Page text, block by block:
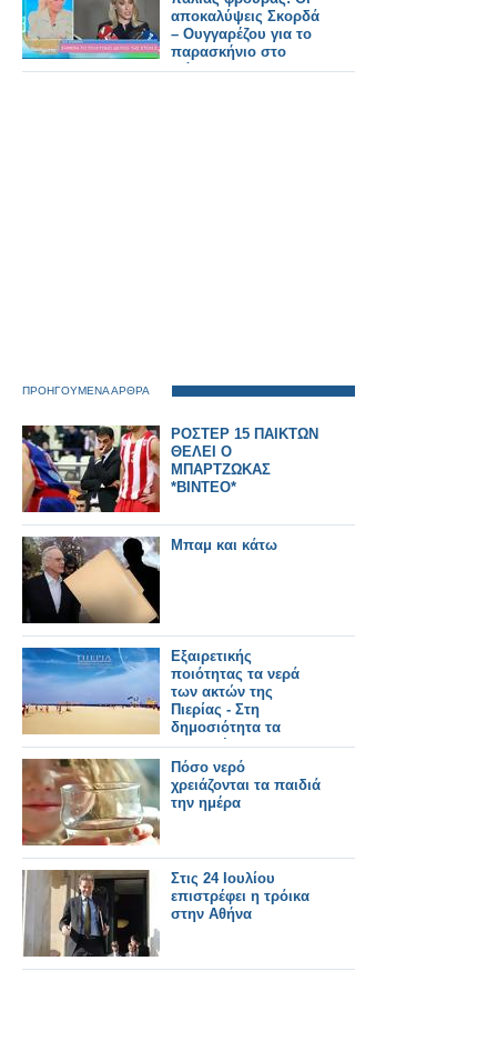
αποκαλύψεις Σκορδά
– Ουγγαρέζου για το
παρασκήνιο στο
Φάληρο»
ΠΡΟΗΓΟΥΜΕΝΑ ΑΡΘΡΑ
ΡΟΣΤΕΡ 15 ΠΑΙΚΤΩΝ
ΘΕΛΕΙ Ο
ΜΠΑΡΤΖΩΚΑΣ
*ΒΙΝΤΕΟ*
Μπαμ και κάτω
Εξαιρετικής
ποιότητας τα νερά
των ακτών της
Πιερίας - Στη
δημοσιότητα τα
αποτελέσματα των
πρώτων αναλύσεων
για τη φετινή
κολυμβητική περίοδο
Πόσο νερό
χρειάζονται τα παιδιά
την ημέρα
Στις 24 Ιουλίου
επιστρέφει η τρόικα
στην Αθήνα